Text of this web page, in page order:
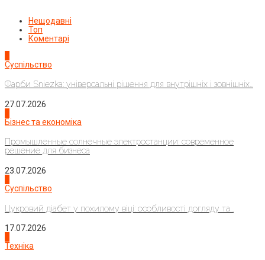
Нещодавні
Топ
Коментарі
Суспільство
Фарби Sniezka: універсальні рішення для внутрішніх і зовнішніх...
27.07.2026
Бізнес та економіка
Промышленные солнечные электростанции: современное
решение для бизнеса
23.07.2026
Суспільство
Цукровий діабет у похилому віці: особливості догляду та...
17.07.2026
Техніка